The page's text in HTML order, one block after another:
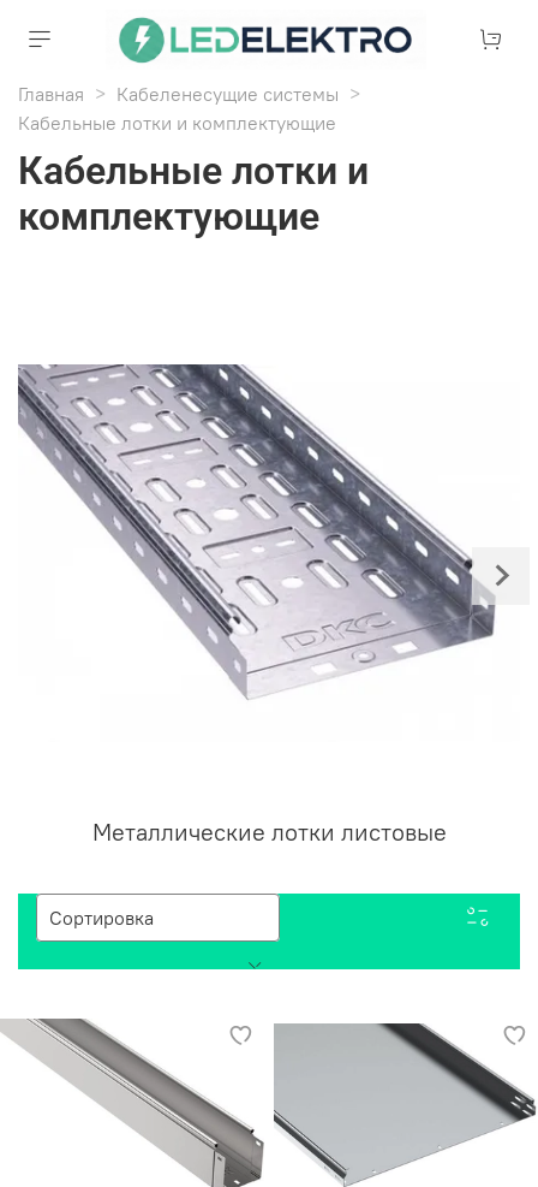
Главная
Кабеленесущие системы
Кабельные лотки и комплектующие
Кабельные лотки и
комплектующие
Металлические лотки листовые